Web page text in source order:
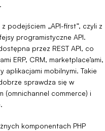
podejściem „API-first”, czyli z
programistyczne API.
przez REST API, co
ERP, CRM, marketplace’ami,
aplikacjami mobilnymi. Takie
sprawdza się w
(omnichannel commerce) i
komponentach PHP